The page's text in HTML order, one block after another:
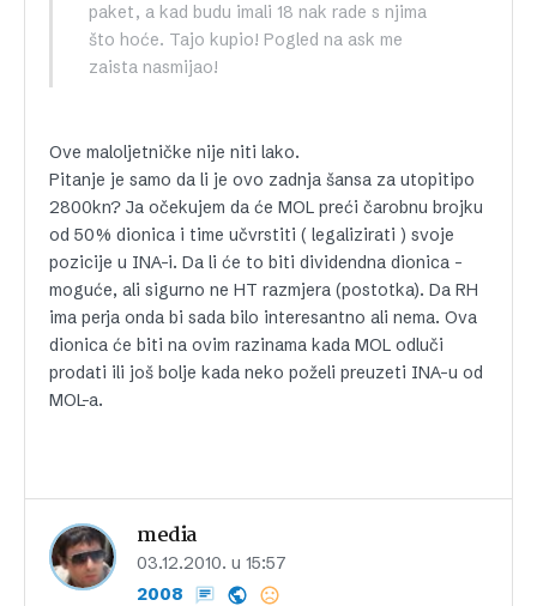
paket, a kad budu imali 18 nak rade s njima
što hoće. Tajo kupio! Pogled na ask me
zaista nasmijao!
Ove maloljetničke nije niti lako.
Pitanje je samo da li je ovo zadnja šansa za utopitipo
2800kn? Ja očekujem da će MOL preći čarobnu brojku
od 50% dionica i time učvrstiti ( legalizirati ) svoje
pozicije u INA-i. Da li će to biti dividendna dionica –
moguće, ali sigurno ne HT razmjera (postotka). Da RH
ima perja onda bi sada bilo interesantno ali nema. Ova
dionica će biti na ovim razinama kada MOL odluči
prodati ili još bolje kada neko poželi preuzeti INA-u od
MOL-a.
media
03.12.2010. u 15:57
2008